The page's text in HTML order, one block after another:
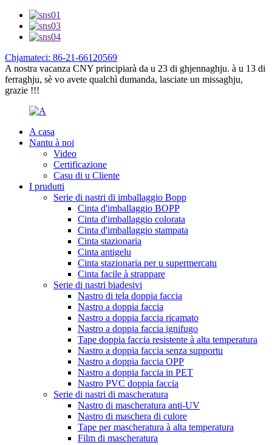
Chjamateci: 86-21-66120569
A nostra vacanza CNY principiarà da u 23 di ghjennaghju. à u 13 di
ferraghju, sè vo avete qualchì dumanda, lasciate un missaghju,
grazie !!!
A casa
Nantu à noi
Video
Certificazione
Casu di u Cliente
I prudutti
Serie di nastri di imballaggio Bopp
Cinta d'imballaggio BOPP
Cinta d'imballaggio colorata
Cinta d'imballaggio stampata
Cinta stazionaria
Cinta antigelu
Cinta stazionaria per u supermercatu
Cinta facile à strappare
Serie di nastri biadesivi
Nastro di tela doppia faccia
Nastro a doppia faccia
Nastro a doppia faccia ricamato
Nastro a doppia faccia ignifugo
Tape doppia faccia resistente à alta temperatura
Nastro a doppia faccia senza supportu
Nastro a doppia faccia OPP
Nastro a doppia faccia in PET
Nastro PVC doppia faccia
Serie di nastri di mascheratura
Nastro di mascheratura anti-UV
Nastro di maschera di culore
Tape per mascheratura à alta temperatura
Film di mascheratura